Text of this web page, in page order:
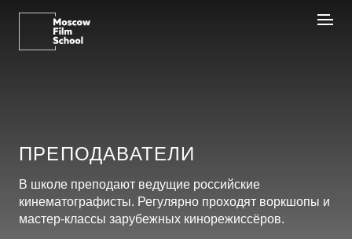
ПРЕПОДАВАТЕЛИ
В школе преподают ведущие российские
кинематографисты. Регулярно проходят воркшопы и
мастер-классы зарубежных кинорежиссёров.